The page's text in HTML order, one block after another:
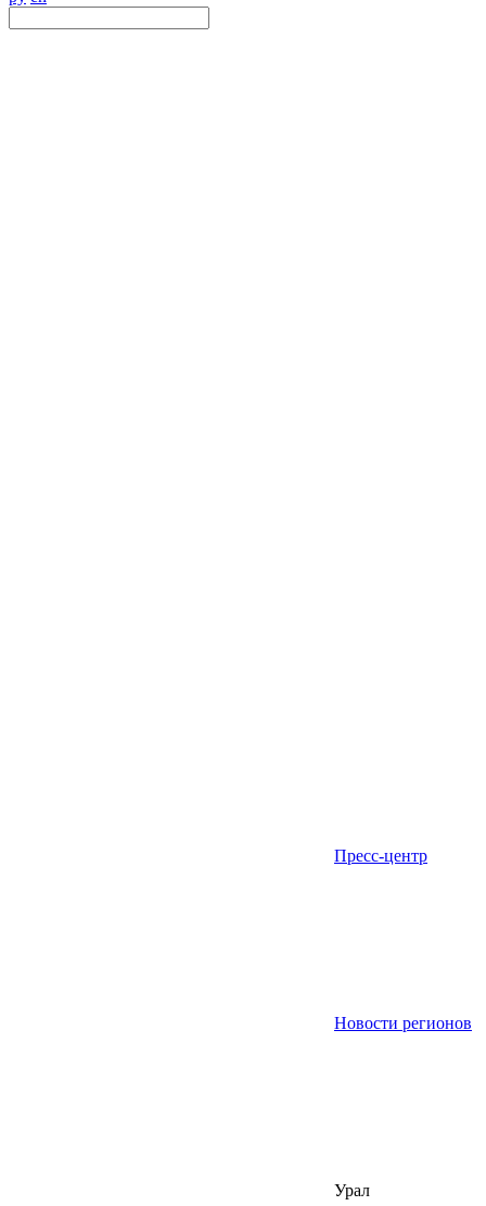
Пресс-центр
Новости регионов
Урал